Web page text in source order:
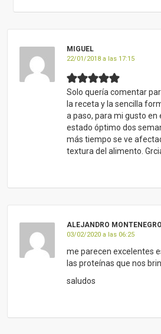
MIGUEL
22/01/2018 a las 17:15
Solo quería comentar
la receta y la sencilla
a paso, para mi gusto en
estado óptimo dos
más tiempo se ve
textura del alimento.
ALEJANDRO MONTENEGRO
03/02/2020 a las 06:25
me parecen excelentes
las proteínas que nos
saludos